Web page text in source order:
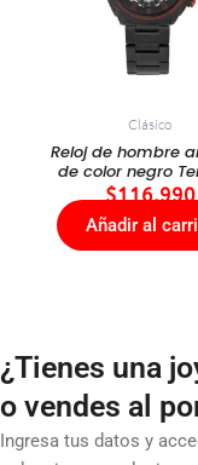
Clásico
Reloj de hombre
de color negro
$116.990
Añadir al
¿Tienes una
o vendes al
Ingresa tus datos y